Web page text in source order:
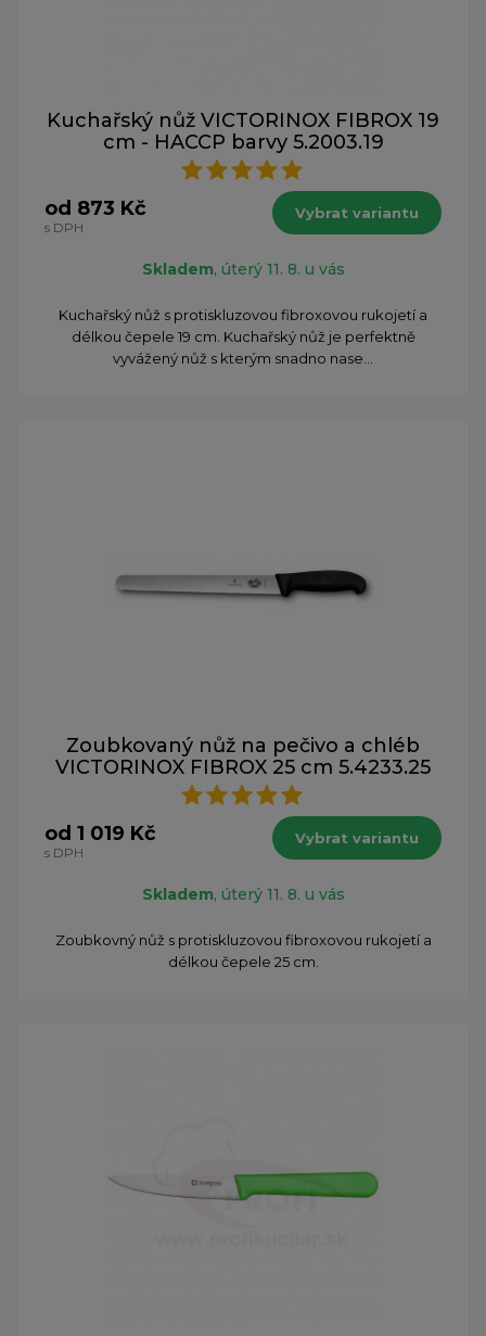
Kuchařský nůž VICTORINOX FIBROX 19
cm - HACCP barvy 5.2003.19
od 873 Kč
s DPH
Vybrat variantu
Skladem, úterý 11. 8. u vás
Kuchařský nůž s protiskluzovou fibroxovou rukojetí a
délkou čepele 19 cm. Kuchařský nůž je perfektně
vyvážený nůž s kterým snadno nase...
Zoubkovaný nůž na pečivo a chléb
VICTORINOX FIBROX 25 cm 5.4233.25
od 1 019 Kč
s DPH
Vybrat variantu
Skladem, úterý 11. 8. u vás
Zoubkovný nůž s protiskluzovou fibroxovou rukojetí a
délkou čepele 25 cm.